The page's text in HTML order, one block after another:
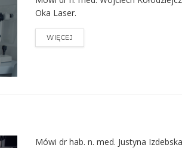
Oka Laser.
WIĘCEJ
Mówi dr hab. n. med. Justyna